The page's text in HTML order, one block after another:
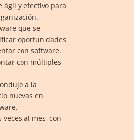
ágil y efectivo para
que se
oportunidades
con software.
con múltiples
a la
nuevas en
al mes, con